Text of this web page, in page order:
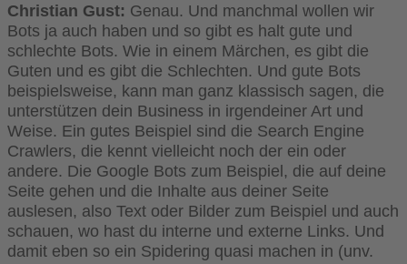
Christian Gust: Genau. Und manchmal wollen wir
Bots ja auch haben und so gibt es halt gute und
schlechte Bots. Wie in einem Märchen, es gibt die
Guten und es gibt die Schlechten. Und gute Bots
beispielsweise, kann man ganz klassisch sagen, die
unterstützen dein Business in irgendeiner Art und
Weise. Ein gutes Beispiel sind die Search Engine
Crawlers, die kennt vielleicht noch der ein oder
andere. Die Google Bots zum Beispiel, die auf deine
Seite gehen und die Inhalte aus deiner Seite
auslesen, also Text oder Bilder zum Beispiel und auch
schauen, wo hast du interne und externe Links. Und
damit eben so ein Spidering quasi machen in (unv.